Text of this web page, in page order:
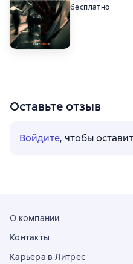
бесплатно
Оставьте отзыв
Войдите, чтобы
О компании
Контакты
Карьера в Литрес